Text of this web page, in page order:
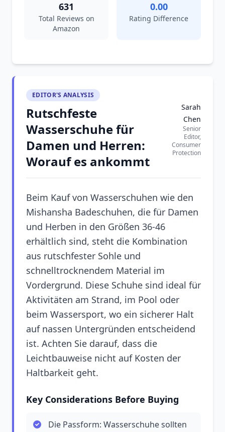
631
Total Reviews on
Amazon
0.00
Rating Difference
EDITOR'S ANALYSIS
Rutschfeste
Wasserschuhe für
Damen und Herren:
Worauf es ankommt
Sarah
Chen
Senior
Editor,
Consumer
Protection
Beim Kauf von Wasserschuhen wie den
Mishansha Badeschuhen, die für Damen
und Herben in den Größen 36-46
erhältlich sind, steht die Kombination
aus rutschfester Sohle und
schnelltrocknendem Material im
Vordergrund. Diese Schuhe sind ideal für
Aktivitäten am Strand, im Pool oder
beim Wassersport, wo ein sicherer Halt
auf nassen Untergründen entscheidend
ist. Achten Sie darauf, dass die
Leichtbauweise nicht auf Kosten der
Haltbarkeit geht.
Key Considerations Before Buying
Die Passform: Wasserschuhe sollten